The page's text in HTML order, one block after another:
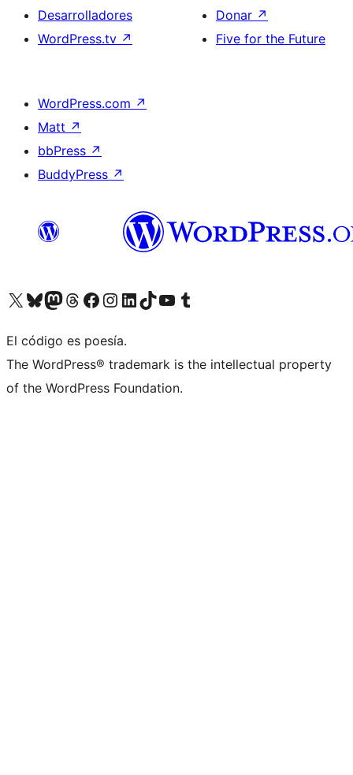
Desarrolladores
WordPress.tv ↗
Donar ↗
Five for the Future
WordPress.com ↗
Matt ↗
bbPress ↗
BuddyPress ↗
Visita nuestra cuenta de X (anteriormente Twitter)
Visita nuestra cuenta de Bluesky
Visita nuestra cuenta de Mastodon
Visita nuestra cuenta de Threads
Visita nuestra página de Facebook
Visita nuestra cuenta de Instagram
Visita nuestra cuenta de LinkedIn
Visita nuestra cuenta de TikTok
Visita nuestro canal de YouTube
Visita nuestra cuenta de Tumblr
El código es poesía.
The WordPress® trademark is the intellectual property
of the WordPress Foundation.